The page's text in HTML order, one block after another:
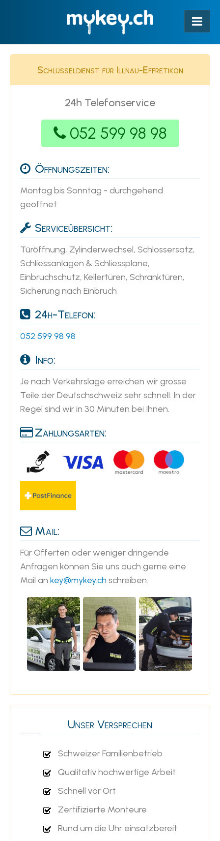
Schlüsseldienst für Illnau-Effretikon
24h Telefonservice
052 599 98 98
Öffnungszeiten:
Montag bis Sonntag - durchgehend
geöffnet
Serviceübersicht:
Türöffnung, Zylinderwechsel, Schlossersatz,
Schliessanlagen & Schliesspläne,
Einbruchschutz, Kellertüren, Schranktüren,
Sicherung nach Einbruch
24h-Telefon:
052 599 98 98
Info:
Je nach Verkehrslage erreichen wir grosse
Teile der Deutschschweiz sehr schnell. In der
Regel sind wir in 30 Minuten bei Ihnen.
Zahlungsarten:
Mail:
Für Offerten oder weniger dringende
Anfragen können Sie uns auch gerne eine
Mail an key@mykey.ch schreiben.
Unser Versprechen
Schweizer Familienbetrieb
Qualitativ hochwertige Arbeit
Schnell vor Ort
Zertifizierte Monteure
Rund um die Uhr einsatzbereit